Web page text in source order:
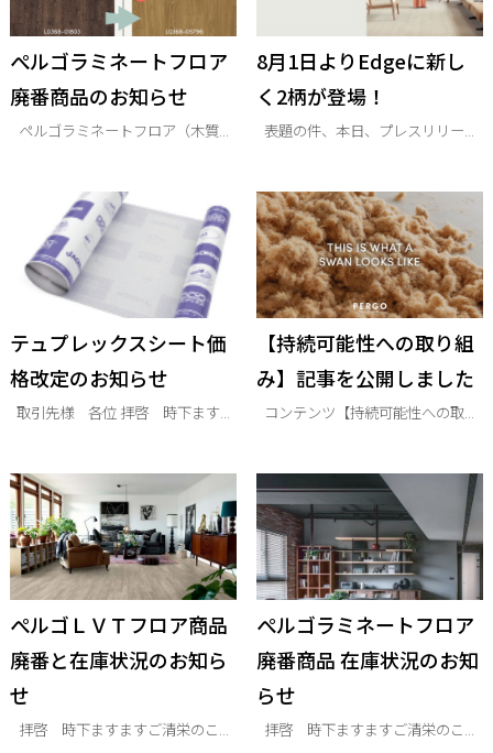
ぺルゴラミネートフロア
廃番商品のお知らせ
ペルゴラミネートフロア（木質...
8月1日よりEdgeに新し
く2柄が登場！
表題の件、本日、プレスリリー...
テュプレックスシート価
格改定のお知らせ
取引先様 各位 拝啓 時下ます...
【持続可能性への取り組
み】記事を公開しました
コンテンツ【持続可能性への取...
ぺルゴＬＶＴフロア商品
廃番と在庫状況のお知ら
せ
拝啓 時下ますますご清栄のこ...
ぺルゴラミネートフロア
廃番商品 在庫状況のお知
らせ
拝啓 時下ますますご清栄のこ...